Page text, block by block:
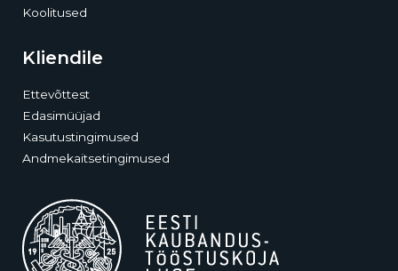
Koolitused
Kliendile
Ettevõttest
Edasimüüjad
Kasutustingimused
Andmekaitsetingimused